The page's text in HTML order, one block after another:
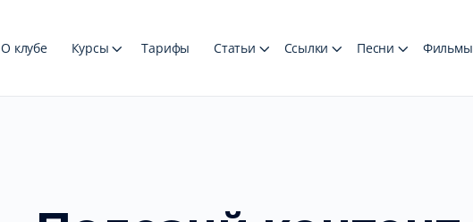
О клубе Курсы Тарифы Статьи Ссылки Песни Фильмы